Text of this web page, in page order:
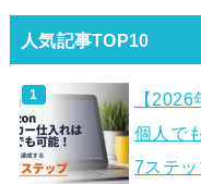
人気記事TOP10
【
個人で
7ステ